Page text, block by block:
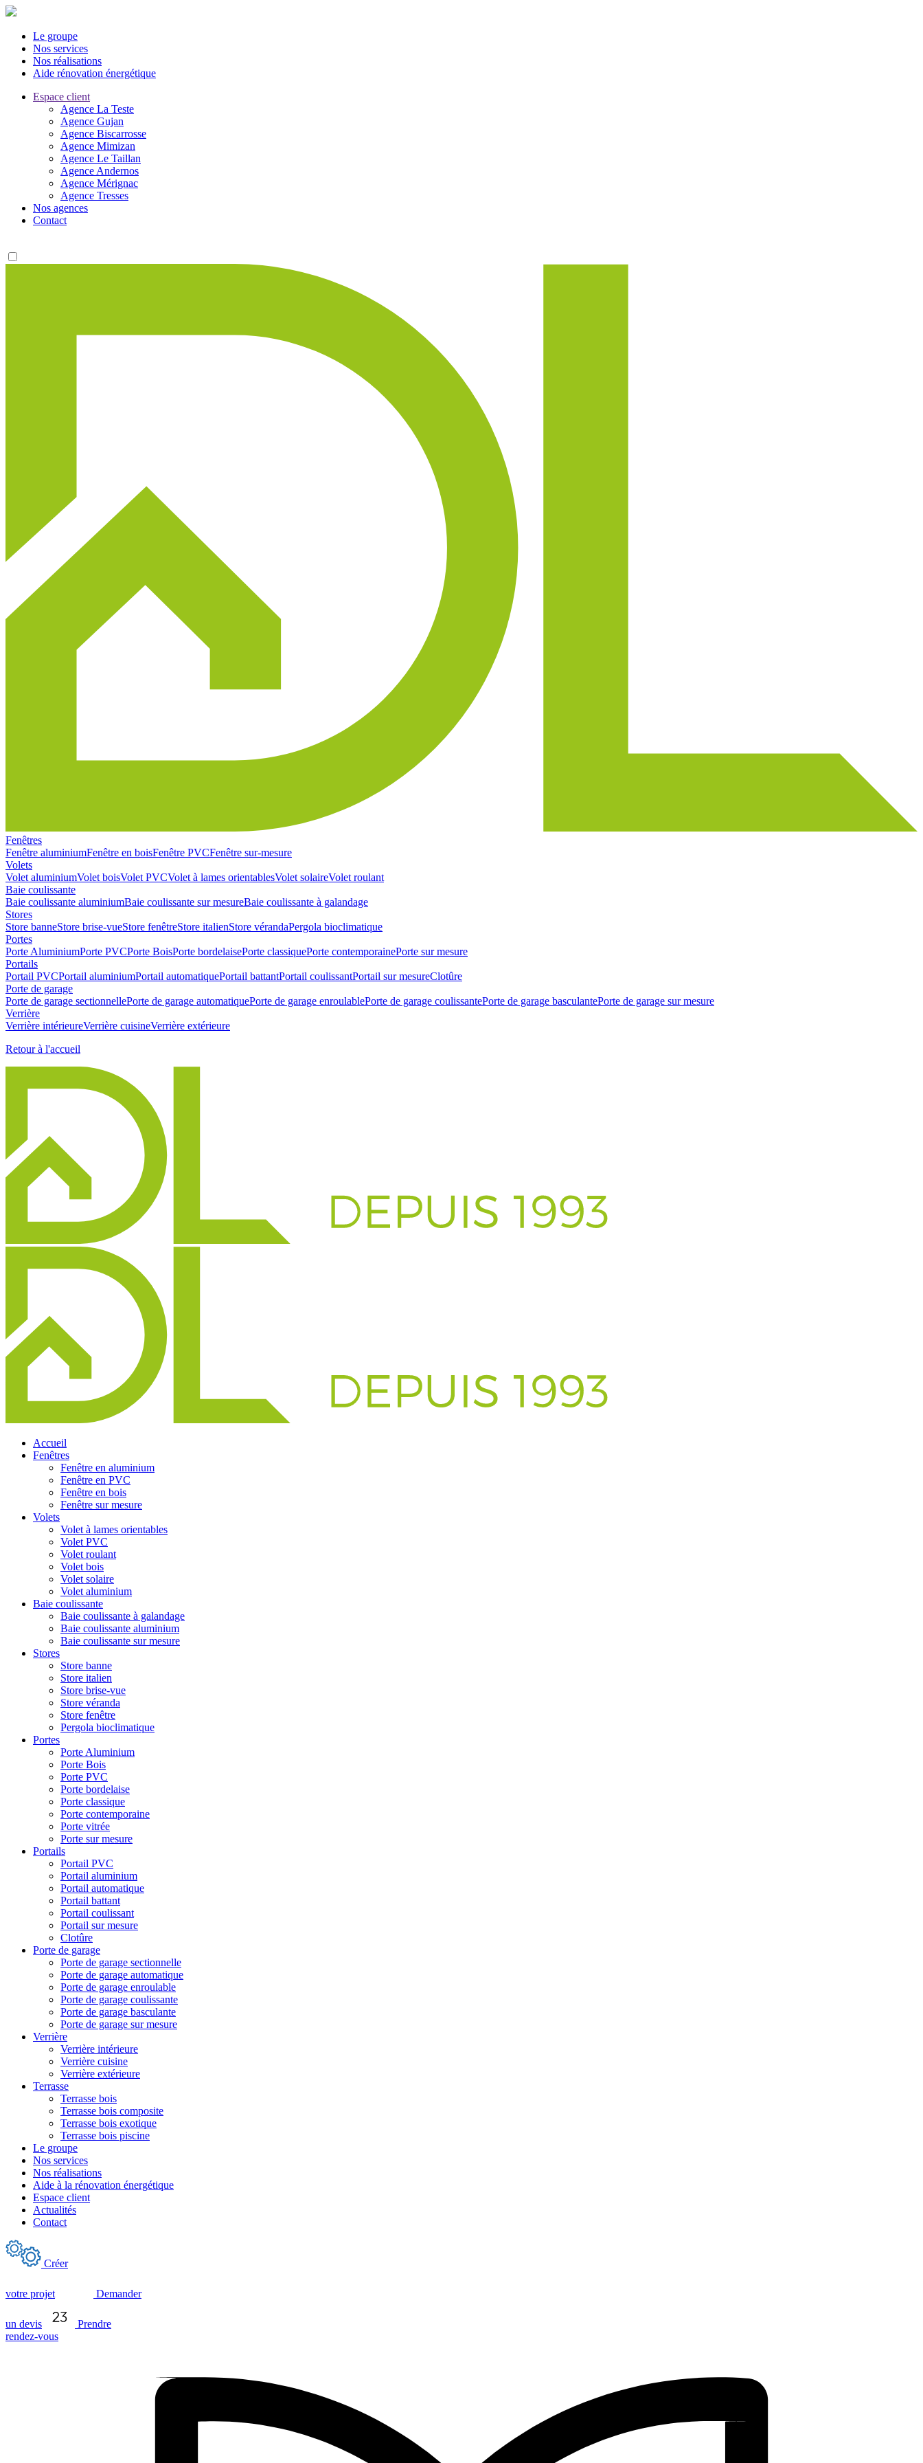
Le groupe
Nos services
Nos réalisations
Aide rénovation énergétique
Espace client
Agence La Teste
Agence Gujan
Agence Biscarrosse
Agence Mimizan
Agence Le Taillan
Agence Andernos
Agence Mérignac
Agence Tresses
Nos agences
Contact
Fenêtres
Fenêtre aluminiumFenêtre en boisFenêtre PVCFenêtre sur-mesure
Volets
Volet aluminiumVolet boisVolet PVCVolet à lames orientablesVolet solaireVolet roulant
Baie coulissante
Baie coulissante aluminiumBaie coulissante sur mesureBaie coulissante à galandage
Stores
Store banneStore brise-vueStore fenêtreStore italienStore vérandaPergola bioclimatique
Portes
Porte AluminiumPorte PVCPorte BoisPorte bordelaisePorte classiquePorte contemporainePorte sur mesure
Portails
Portail PVCPortail aluminiumPortail automatiquePortail battantPortail coulissantPortail sur mesureClotûre
Porte de garage
Porte de garage sectionnellePorte de garage automatiquePorte de garage enroulablePorte de garage coulissantePorte de garage basculantePorte de garage sur mesure
Verrière
Verrière intérieureVerrière cuisineVerrière extérieure
Retour à l'accueil
Accueil
Fenêtres
Fenêtre en aluminium
Fenêtre en PVC
Fenêtre en bois
Fenêtre sur mesure
Volets
Volet à lames orientables
Volet PVC
Volet roulant
Volet bois
Volet solaire
Volet aluminium
Baie coulissante
Baie coulissante à galandage
Baie coulissante aluminium
Baie coulissante sur mesure
Stores
Store banne
Store italien
Store brise-vue
Store véranda
Store fenêtre
Pergola bioclimatique
Portes
Porte Aluminium
Porte Bois
Porte PVC
Porte bordelaise
Porte classique
Porte contemporaine
Porte vitrée
Porte sur mesure
Portails
Portail PVC
Portail aluminium
Portail automatique
Portail battant
Portail coulissant
Portail sur mesure
Clotûre
Porte de garage
Porte de garage sectionnelle
Porte de garage automatique
Porte de garage enroulable
Porte de garage coulissante
Porte de garage basculante
Porte de garage sur mesure
Verrière
Verrière intérieure
Verrière cuisine
Verrière extérieure
Terrasse
Terrasse bois
Terrasse bois composite
Terrasse bois exotique
Terrasse bois piscine
Le groupe
Nos services
Nos réalisations
Aide à la rénovation énergétique
Espace client
Actualités
Contact
Créer
votre projet Demander
un devis
Prendre
rendez-vous